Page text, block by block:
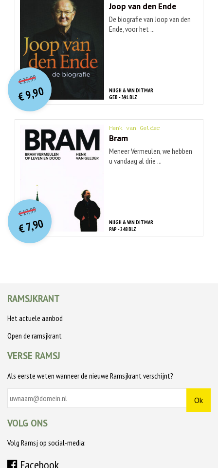
Joop van den Ende
De biografie van Joop van den
Ende, voor het ...
NIJGH & VAN DITMAR
GEB - 391 BLZ
€25,99O
orspr
onkelijke
prijs
was:
€ 25,99.
€9,90
Huidige
prijs
is:
€ 9,90.
Henk van Gelder
Bram
Meneer Vermeulen, we hebben
u vandaag al drie ...
NIJGH & VAN DITMAR
PAP - 248 BLZ
€19,99O
orspr
onkelijke
prijs
was:
€ 19,99.
€7,90
Huidige
prijs
is:
€ 7,90.
RAMSJKRANT
Het actuele aanbod
Open de ramsjkrant
VERSE RAMSJ
Als eerste weten wanneer de nieuwe Ramsjkrant verschijnt?
VOLG ONS
Volg Ramsj op social-media: